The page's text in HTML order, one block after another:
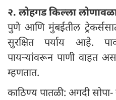
२. लोहगड किल्ला
पुणे आणि मुंबईतील
सुरक्षित पर्याय आहे.
पायऱ्यांवरून पाणी वाहत
म्हणतात.
काठिण्य पातळी: अगदी सोपा-